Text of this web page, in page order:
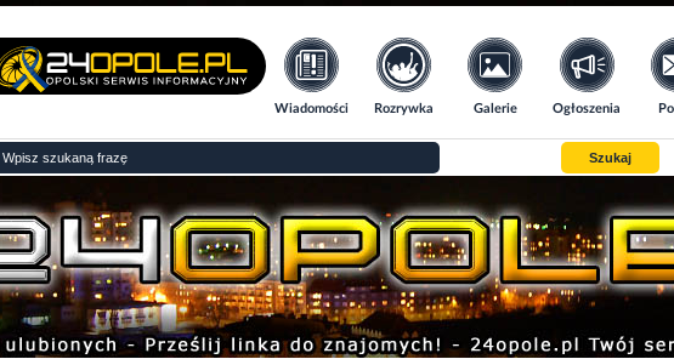
Wiadomości Rozrywka Galerie Ogłoszenia
Szukaj